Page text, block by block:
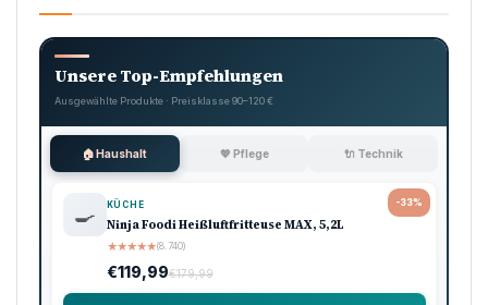
Unsere Top-Empfehlungen
Ausgewählte Produkte · Preisklasse 90–120 €
🏠 Haushalt 💖 Pflege 🔌 Technik
-33%
🍳 KÜCHE
Ninja Foodi Heißluftfritteuse MAX, 5,2L
★★★★★(8.740)
€119,99€179,99